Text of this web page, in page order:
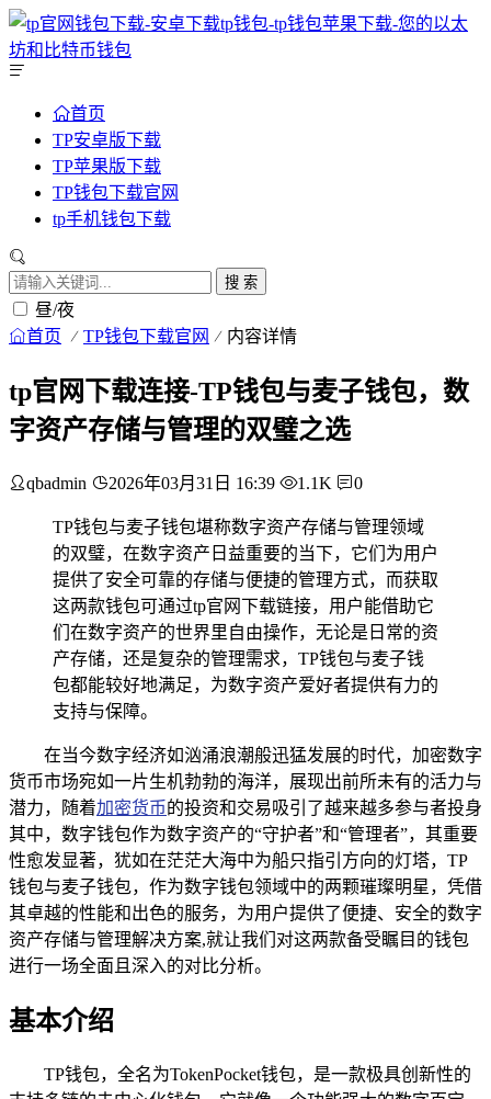
首页
TP安卓版下载
TP苹果版下载
TP钱包下载官网
tp手机钱包下载
搜 索
昼/夜
首页 TP钱包下载官网 内容详情
tp官网下载连接-TP钱包与麦子钱包，数
字资产存储与管理的双璧之选
qbadmin 2026年03月31日 16:39 1.1K 0
TP钱包与麦子钱包堪称数字资产存储与管理领域
的双璧，在数字资产日益重要的当下，它们为用户
提供了安全可靠的存储与便捷的管理方式，而获取
这两款钱包可通过tp官网下载链接，用户能借助它
们在数字资产的世界里自由操作，无论是日常的资
产存储，还是复杂的管理需求，TP钱包与麦子钱
包都能较好地满足，为数字资产爱好者提供有力的
支持与保障。
在当今数字经济如汹涌浪潮般迅猛发展的时代，加密数字
货币市场宛如一片生机勃勃的海洋，展现出前所未有的活力与
潜力，随着加密货币的投资和交易吸引了越来越多参与者投身
其中，数字钱包作为数字资产的“守护者”和“管理者”，其重要
性愈发显著，犹如在茫茫大海中为船只指引方向的灯塔，TP
钱包与麦子钱包，作为数字钱包领域中的两颗璀璨明星，凭借
其卓越的性能和出色的服务，为用户提供了便捷、安全的数字
资产存储与管理解决方案,就让我们对这两款备受瞩目的钱包
进行一场全面且深入的对比分析。
基本介绍
TP钱包，全名为TokenPocket钱包，是一款极具创新性的